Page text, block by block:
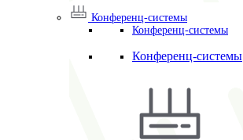
Конференц-системы
Конференц-системы
Конференц-системы